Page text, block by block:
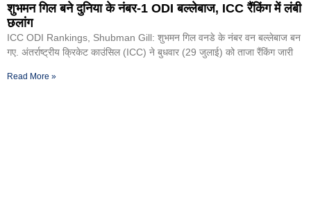
शुभमन गिल बने दुनिया के नंबर-1 ODI बल्लेबाज, ICC रैंकिंग में लंबी
छलांग
ICC ODI Rankings, Shubman Gill: शुभमन गिल वनडे के नंबर वन बल्लेबाज बन
गए. अंतर्राष्ट्रीय क्रिकेट काउंसिल (ICC) ने बुधवार (29 जुलाई) को ताजा रैंकिंग जारी
Read More »